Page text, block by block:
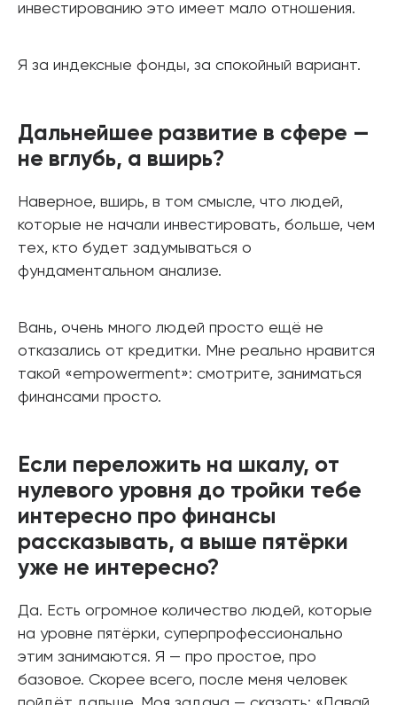
инвестированию это имеет мало отношения.
Я за индексные фонды, за спокойный вариант.
Дальнейшее развитие в сфере —
не вглубь, а вширь?
Наверное, вширь, в том смысле, что людей,
которые не начали инвестировать, больше, чем
тех, кто будет задумываться о
фундаментальном анализе.
Вань, очень много людей просто ещё не
отказались от кредитки. Мне реально нравится
такой «empowerment»: смотрите, заниматься
финансами просто.
Если переложить на шкалу, от
нулевого уровня до тройки тебе
интересно про финансы
рассказывать, а выше пятёрки
уже не интересно?
Да. Есть огромное количество людей, которые
на уровне пятёрки, суперпрофессионально
этим занимаются. Я — про простое, про
базовое. Скорее всего, после меня человек